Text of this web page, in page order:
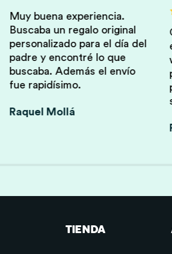
Muy buena experiencia.
Buscaba un regalo original
personalizado para el día del
padre y encontré lo que
buscaba. Además el envío
fue rapidísimo.
Raquel Mollá
TIENDA